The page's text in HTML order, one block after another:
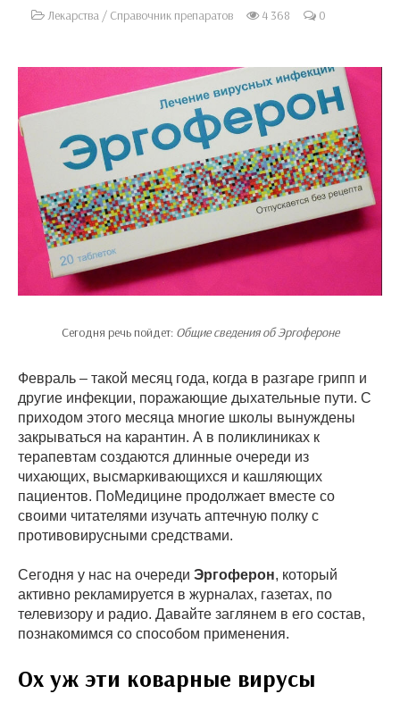
Лекарства / Справочник препаратов 4 368 0
Сегодня речь пойдет: Общие сведения об Эргофероне
Февраль – такой месяц года, когда в разгаре грипп и
другие инфекции, поражающие дыхательные пути. С
приходом этого месяца многие школы вынуждены
закрываться на карантин. А в поликлиниках к
терапевтам создаются длинные очереди из
чихающих, высмаркивающихся и кашляющих
пациентов. ПоМедицине продолжает вместе со
своими читателями изучать аптечную полку с
противовирусными средствами.
Сегодня у нас на очереди Эргоферон, который
активно рекламируется в журналах, газетах, по
телевизору и радио. Давайте заглянем в его состав,
познакомимся со способом применения.
Ох уж эти коварные вирусы